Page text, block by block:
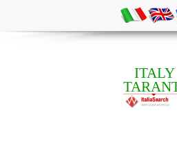
ITALY